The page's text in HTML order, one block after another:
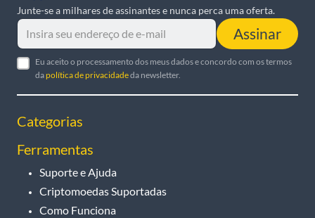
Junte-se a milhares de assinantes e nunca perca uma oferta.
Assinar
Eu aceito o processamento dos meus dados e concordo com os termos
dapolítica de privacidadeda newsletter.
Categorias
Ferramentas
Suporte e Ajuda
Criptomoedas Suportadas
Como Funciona